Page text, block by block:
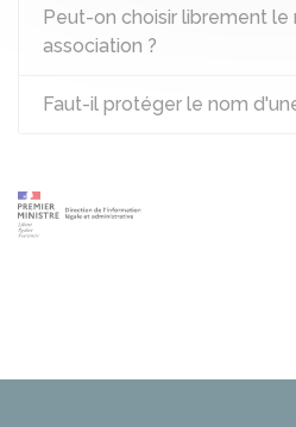
Peut-on choisir librement le
association ?
Faut-il protéger le nom